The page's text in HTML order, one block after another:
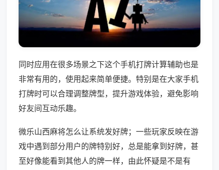
同时应用在很多场景之下这个手机打牌计算辅助也是
非常有用的，使用起来简单便捷。特别是在大家手机
打牌时可以合理调整牌型，提升游戏体验，避免影响
好友间互动乐趣。
微乐山西麻将怎么让系统发好牌；一些玩家反映在游
戏中遇到部分用户的牌特别好，总是能拿到好牌，甚
至好像能看到其他人的牌一样，由此怀疑是不是有